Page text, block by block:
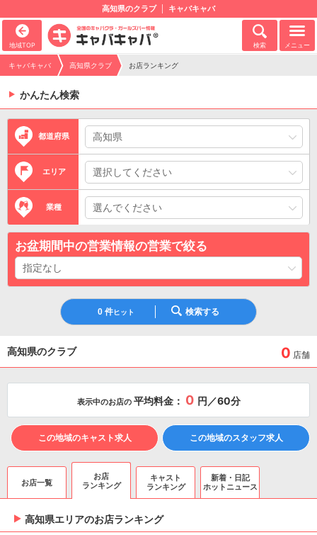
高知県のクラブ キャバキャバ
地域TOP 検索 メニュー
キャバキャバ 高知県クラブ お店ランキング
かんたん検索
都道府県
エリア
業種
お盆期間中の営業情報の営業で絞る
0 件ヒット 検索する
高知県のクラブ 0 店舗
表示中のお店の 平均料金： 0 円／60分
この地域のキャスト求人 この地域のスタッフ求人
お店一覧
お店
ランキング
キャスト
ランキング
新着・日記
ホットニュース
高知県エリアのお店ランキング